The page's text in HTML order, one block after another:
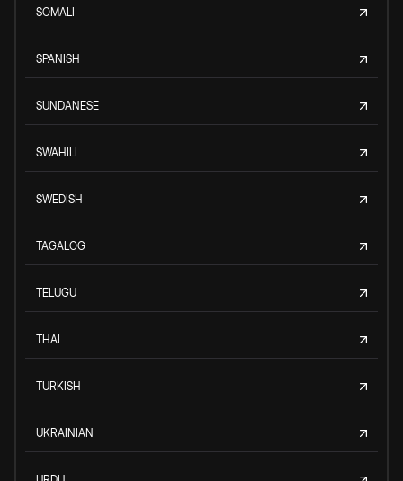
SOMALI
SPANISH
SUNDANESE
SWAHILI
SWEDISH
TAGALOG
TELUGU
THAI
TURKISH
UKRAINIAN